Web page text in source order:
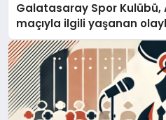
Galatasaray Spor Kulübü,
maçıyla ilgili yaşanan
mercilere başvuru